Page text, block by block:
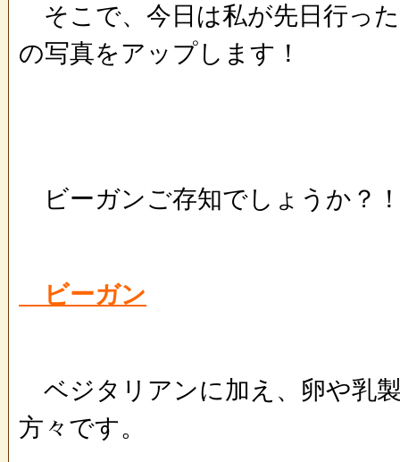
そこで、今日は私が先日行っ
の写真をアップします！
ビーガンご存知でしょうか
ビーガン
ベジタリアンに加え、卵や乳
方々です。